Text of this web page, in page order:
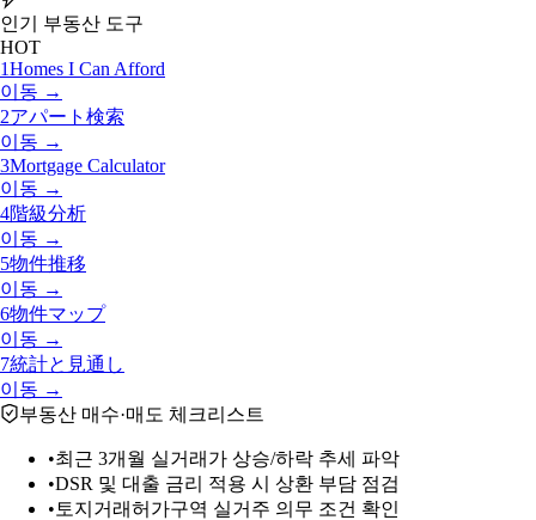
인기 부동산 도구
HOT
1Homes I Can Afford
이동 →
2アパート検索
이동 →
3Mortgage Calculator
이동 →
4階級分析
이동 →
5物件推移
이동 →
6物件マップ
이동 →
7統計と見通し
이동 →
부동산 매수·매도 체크리스트
•최근 3개월 실거래가 상승/하락 추세 파악
•DSR 및 대출 금리 적용 시 상환 부담 점검
• 토지거래허가구역 실거주 의무 조건 확인